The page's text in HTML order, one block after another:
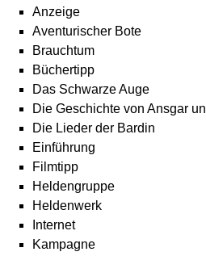
Anzeige
Aventurischer Bote
Brauchtum
Büchertipp
Das Schwarze Auge
Die Geschichte von Ansgar
Die Lieder der Bardin
Einführung
Filmtipp
Heldengruppe
Heldenwerk
Internet
Kampagne